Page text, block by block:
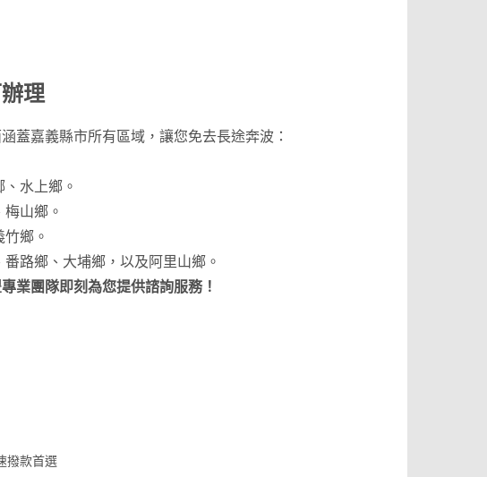
理
蓋嘉義縣市所有區域，讓您免去長途奔波：
水上鄉。
山鄉。
鄉。
路鄉、大埔鄉，以及阿里山鄉。
業團隊即刻為您提供諮詢服務！
撥款首選